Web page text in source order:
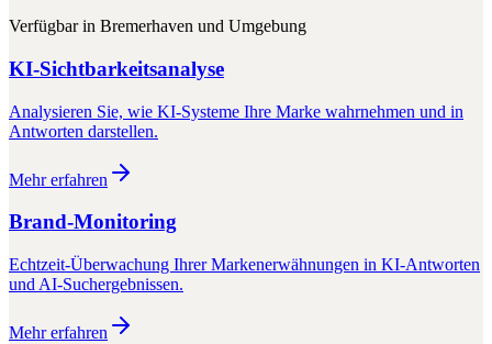
Verfügbar in Bremerhaven und Umgebung
KI-Sichtbarkeitsanalyse
Analysieren Sie, wie KI-Systeme Ihre Marke wahrnehmen und in
Antworten darstellen.
Mehr erfahren
Brand-Monitoring
Echtzeit-Überwachung Ihrer Markenerwähnungen in KI-Antworten
und AI-Suchergebnissen.
Mehr erfahren